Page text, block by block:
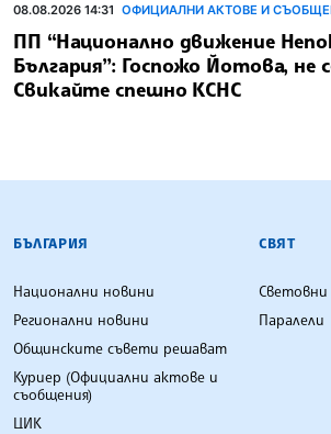
08.08.2026 14:31 ОФИЦИАЛНИ АКТОВЕ И
ПП “Национално движение
България”: Госпожо Йотова, не
Свикайте спешно КСНС
БЪЛГАРСКА
БЪЛГАРИЯ
Национални новини
Регионални новини
Общинските съвети решават
Куриер (Официални актове и
съобщения)
ЦИК
СВЯТ
Паралели